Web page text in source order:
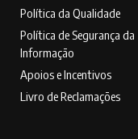
Política da Qualidade
Política de Segurança da
Informação
Apoios e Incentivos
Livro de Reclamações